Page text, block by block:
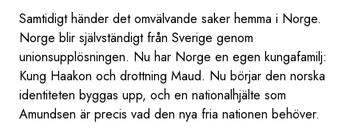
Samtidigt händer det omvälvande saker hemma i Norge.
Norge blir självständigt från Sverige genom
unionsupplösningen. Nu har Norge en egen kungafamilj:
Kung Haakon och drottning Maud. Nu börjar den norska
identiteten byggas upp, och en nationalhjälte som
Amundsen är precis vad den nya fria nationen behöver.